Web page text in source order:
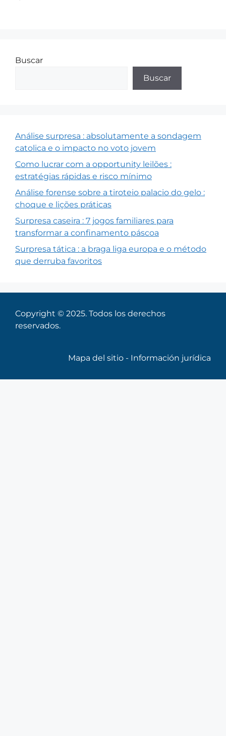
Buscar
Buscar
Análise surpresa : absolutamente a sondagem
catolica e o impacto no voto jovem
Como lucrar com a opportunity leilões :
estratégias rápidas e risco mínimo
Análise forense sobre a tiroteio palacio do gelo :
choque e lições práticas
Surpresa caseira : 7 jogos familiares para
transformar a confinamento páscoa
Surpresa tática : a braga liga europa e o método
que derruba favoritos
Copyright © 2025. Todos los derechos
reservados.
Mapa del sitio - Información jurídica